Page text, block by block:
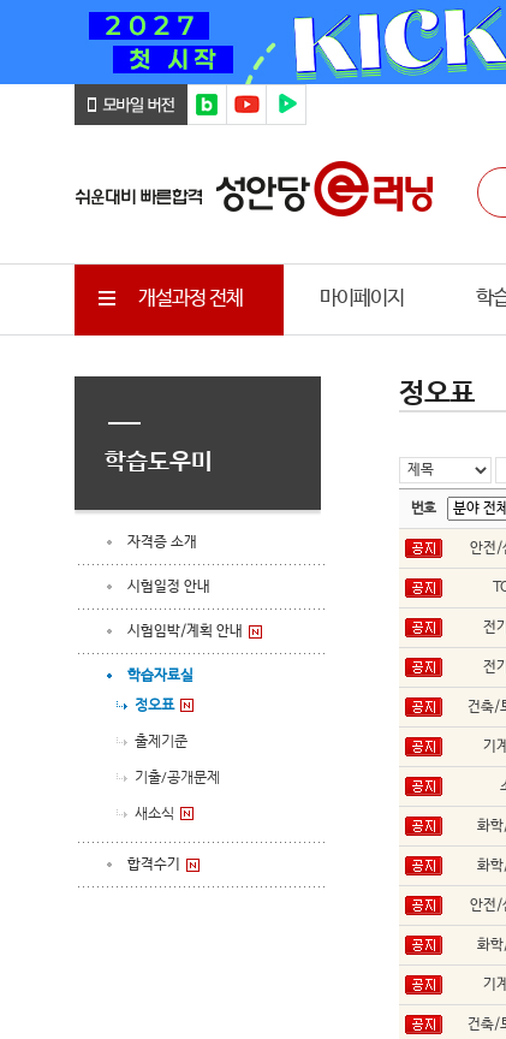
개설과정 전체 마이페이지 학
학습도우미
자격증 소개
시험일정 안내
시험임박/계획 안내
학습자료실
정오표
출제기준
기출/공개문제
새소식
합격수기
정오표
번호
안전/
전
전
건축/
기
화
화
안전/
화
기
건축/